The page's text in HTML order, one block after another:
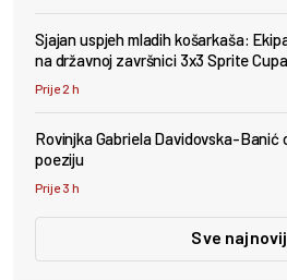
Sjajan uspjeh mladih košarkaša:
na državnoj završnici 3x3 Sprite Cupa
Prije 2 h
Rovinjka Gabriela Davidovska-Banić
poeziju
Prije 3 h
Sve